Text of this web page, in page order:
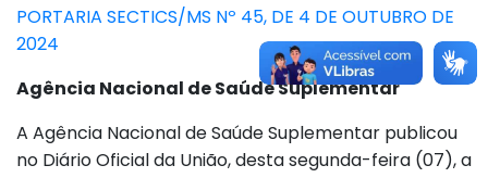
PORTARIA SECTICS/MS Nº 45, DE 4 DE OUTUBRO DE
2024
Agência Nacional de Saúde Suplementar
A Agência Nacional de Saúde Suplementar publicou
no Diário Oficial da União, desta segunda-feira (07), a